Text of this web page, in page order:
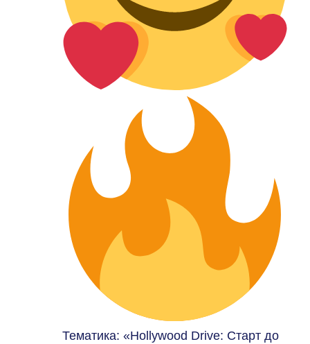
Тематика: «Hollywood Drive: Старт до